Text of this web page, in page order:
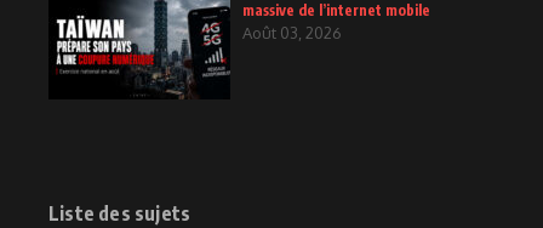
massive de l’internet mobile
Août 03, 2026
Liste des sujets